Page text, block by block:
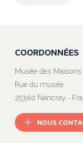
COORDONNÉES
Musée des
Rue du musée
25360 Nancray -
NOUS